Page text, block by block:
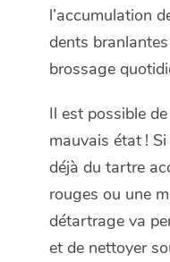
l’accumulation
dents
brossage
Il est possible
mauvais état !
déjà du tartre
rouges ou une
détartrage va
et de nettoyer